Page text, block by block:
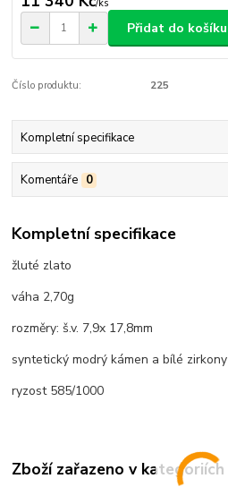
/ks
Přidat do košíku
Číslo produktu: 225
Kompletní specifikace
Komentáře 0
Kompletní specifikace
žluté zlato
váha 2,70g
rozměry: š.v. 7,9x 17,8mm
syntetický modrý kámen a bílé zirkony
ryzost 585/1000
Zboží zařazeno v kategoriích